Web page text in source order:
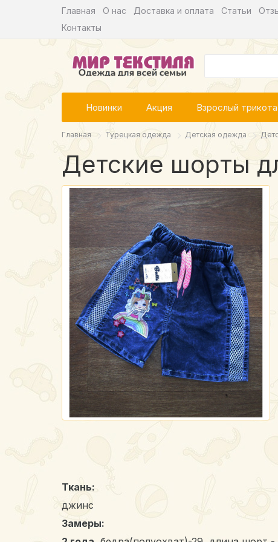
Главная О нас Доставка и оплата Статьи
Контакты
Новинки Акция Взрослый
Главная Турецкая одежда Детская одежда
Детские шорты
Ткань:
джинс
Замеры: